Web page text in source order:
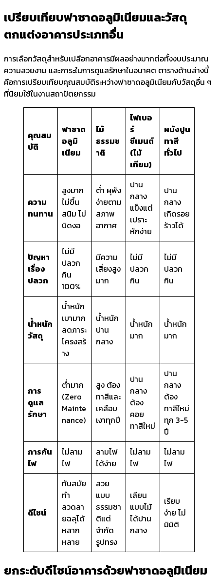
เปรียบเทียบฟาซาดอลูมิเนียมและวัสดุ
ตกแต่งอาคารประเภทอื่น
การเลือกวัสดุสำหรับเปลือกอาคารมีผลอย่างมากต่อทั้งงบประมาณ
ความสวยงาม และภาระในการดูแลรักษาในอนาคต ตารางด้านล่างนี้
คือการเปรียบเทียบคุณสมบัติระหว่างฟาซาดอลูมิเนียมกับวัสดุอื่น ๆ
ที่นิยมใช้ในงานสถาปัตยกรรม
คุณสม
บัติ
ฟาซาด
อลูมิ
เนียม
ไม้
ธรรมช
าติ
ไฟเบอ
ร์
ซีเมนต์
(ไม้
เทียม)
ผนังปูน
ทาสี
ทั่วไป
ความ
ทนทาน
สูงมาก
ไม่ขึ้น
สนิม ไม่
บิดงอ
ต่ำ ผุพัง
ง่ายตาม
สภาพ
อากาศ
ปาน
กลาง
แข็งแต่
เปราะ
หักง่าย
ปาน
กลาง
เกิดรอย
ร้าวได้
ปัญหา
เรื่อง
ปลวก
ไม่มี
ปลวก
กิน
100%
มีความ
เสี่ยงสูง
มาก
ไม่มี
ปลวก
กิน
ไม่มี
ปลวก
กิน
น้ำหนัก
วัสดุ
น้ำหนัก
เบามาก
ลดภาระ
โครงสร้
าง
น้ำหนัก
ปาน
กลาง
น้ำหนัก
มาก
น้ำหนัก
มาก
การ
ดูแล
รักษา
ต่ำมาก
(Zero
Mainte
nance)
สูง ต้อง
ทาสีและ
เคลือบ
เงาทุกปี
ปาน
กลาง
ต้อง
คอย
ทาสีใหม่
ปาน
กลาง
ต้อง
ทาสีใหม่
ทุก 3-5
ปี
การกัน
ไฟ
ไม่ลาม
ไฟ
ลามไฟ
ได้ง่าย
ไม่ลาม
ไฟ
ไม่ลาม
ไฟ
ดีไซน์
ทันสมัย
ทำ
ลวดลา
ยฉลุได้
หลาก
หลาย
สวย
แบบ
ธรรมชา
ติแต่
จำกัด
รูปทรง
เลียน
แบบไม้
ได้ปาน
กลาง
เรียบ
ง่าย ไม่
มิมิติ
ยกระดับดีไซน์อาคารด้วยฟาซาดอลูมิเนียม